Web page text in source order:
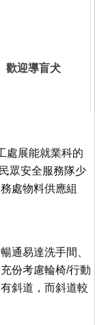
歡迎導盲犬
處展能就業科的
眾安全服務隊少
處物料供應組
通易達洗手間、
份考慮輪椅/行動
斜道，而斜道較